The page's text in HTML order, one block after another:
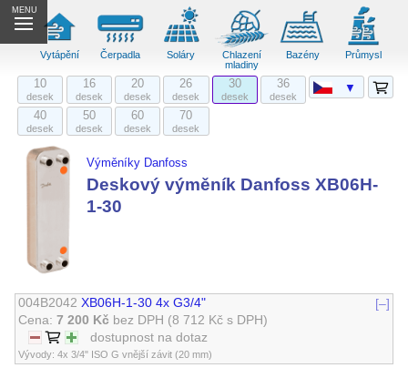
MENU
Vytápění Čerpadla Soláry
Chlazení
mladiny
Bazény Průmysl
10
desek
16
desek
20
desek
26
desek
30
desek
36
desek
40
desek
50
desek
60
desek
70
desek
Výměníky Danfoss
Deskový výměník Danfoss XB06H-
1-30
004B2042 XB06H-1-30 4x G3/4"
[–]
Cena:7 200 Kč bez DPH (8 712 Kč s DPH)
dostupnost na dotaz
Vývody: 4x 3/4" ISO G vnější závit (20 mm)
▼